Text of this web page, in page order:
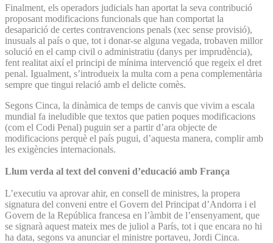
Finalment, els operadors judicials han aportat la seva contribució
proposant modificacions funcionals que han comportat la
desaparició de certes contravencions penals (xec sense provisió),
inusuals al país o que, tot i donar-se alguna vegada, trobaven millor
solució en el camp civil o administratiu (danys per imprudència),
fent realitat així el principi de mínima intervenció que regeix el dret
penal. Igualment, s’introdueix la multa com a pena complementària
sempre que tingui relació amb el delicte comès.
Segons Cinca, la dinàmica de temps de canvis que vivim a escala
mundial fa ineludible que textos que patien poques modificacions
(com el Codi Penal) puguin ser a partir d’ara objecte de
modificacions perquè el país pugui, d’aquesta manera, complir amb
les exigències internacionals.
Llum verda al text del conveni d’educació amb França
L’executiu va aprovar ahir, en consell de ministres, la propera
signatura del conveni entre el Govern del Principat d’An­dorra i el
Govern de la República francesa en l’àmbit de l’ensenyament, que
se signarà aquest mateix mes de juliol a París, tot i que encara no hi
ha data, segons va anunciar el ministre portaveu, Jordi Cinca.